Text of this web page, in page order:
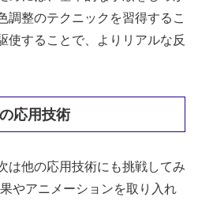
調整のテクニックを習得するこ
使することで、よりリアルな反
応用技術
は他の応用技術にも挑戦してみ
やアニメーションを取り入れ